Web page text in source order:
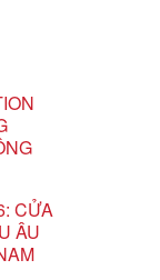
CỬA
ÂU